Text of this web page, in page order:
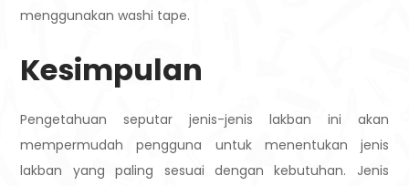
menggunakan washi tape.
Kesimpulan
Pengetahuan seputar jenis-jenis lakban ini akan
mempermudah pengguna untuk menentukan jenis
lakban yang paling sesuai dengan kebutuhan. Jenis